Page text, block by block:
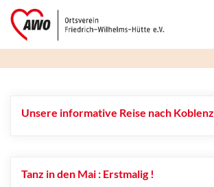
Skip
content
Unsere informative Reise nach Koblenz
Tanz in den Mai : Erstmalig !